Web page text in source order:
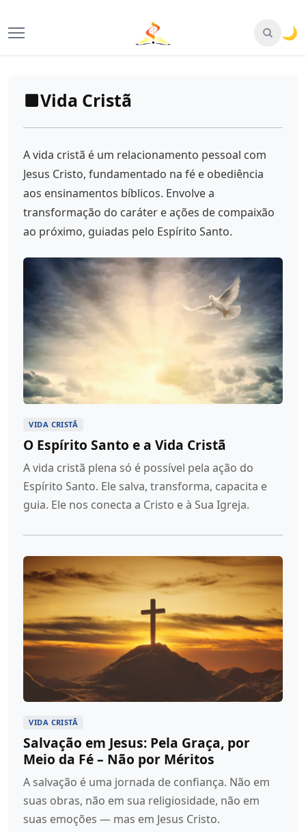
🌙
Vida Cristã
A vida cristã é um relacionamento pessoal com
Jesus Cristo, fundamentado na fé e obediência
aos ensinamentos bíblicos. Envolve a
transformação do caráter e ações de compaixão
ao próximo, guiadas pelo Espírito Santo.
VIDA CRISTÃ
O Espírito Santo e a Vida Cristã
A vida cristã plena só é possível pela ação do
Espírito Santo. Ele salva, transforma, capacita e
guia. Ele nos conecta a Cristo e à Sua Igreja.
VIDA CRISTÃ
Salvação em Jesus: Pela Graça, por
Meio da Fé – Não por Méritos
A salvação é uma jornada de confiança. Não em
suas obras, não em sua religiosidade, não em
suas emoções — mas em Jesus Cristo.